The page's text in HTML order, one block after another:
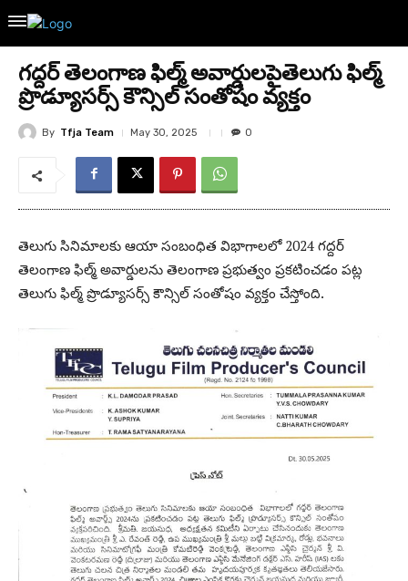
గద్దర్ తెలంగాణ ఫిల్మ్ అవార్డులపైతెలుగు ఫిల్మ్
ప్రొడ్యూసర్స్ కౌన్సిల్ సంతోషం వ్యక్తం
By Tfja Team May 30, 2025 0
తెలుగు సినిమాలకు ఆయా సంబంధిత విభాగాలలో 2024 గద్దర్
తెలంగాణ ఫిల్మ్ అవార్డులను తెలంగాణ ప్రభుత్వం ప్రకటించడం పట్ల
తెలుగు ఫిల్మ్ ప్రొడ్యూసర్స్ కౌన్సిల్ సంతోషం వ్యక్తం చేస్తోంది.